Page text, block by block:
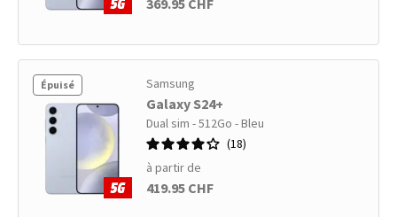
369.95 CHF
Épuisé Samsung
Galaxy S24+
Dual sim - 512Go - Bleu
18
à partir de
419.95 CHF